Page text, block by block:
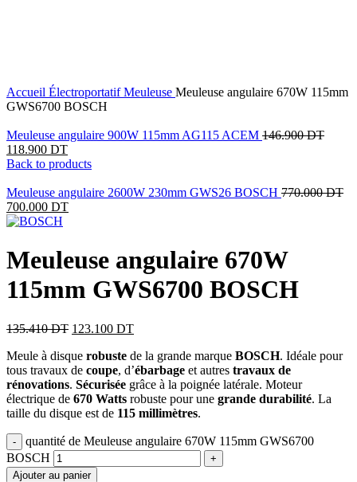
Accueil ÉlectroportatifMeuleuse Meuleuse angulaire 670W 115mm
GWS6700 BOSCH
Meuleuse angulaire 900W 115mm AG115 ACEM 146.900DT
118.900 DT
Back to products
Meuleuse angulaire 2600W 230mm GWS26 BOSCH 770.000DT
700.000 DT
Meuleuse angulaire 670W
115mm GWS6700 BOSCH
135.410DT 123.100 DT
Meule à disque robuste de la grande marque BOSCH. Idéale pour
tous travaux de coupe, d’ébarbage et autres travaux de
rénovations. Sécurisée grâce à la poignée latérale. Moteur
électrique de 670 Watts robuste pour une grande durabilité. La
taille du disque est de 115 millimètres.
quantité de Meuleuse angulaire 670W 115mm GWS6700
BOSCH
Ajouter au panier